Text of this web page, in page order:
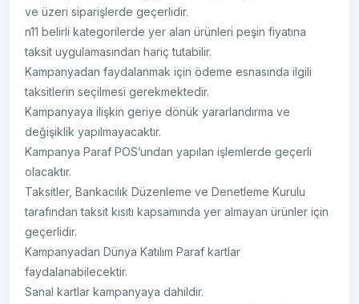
ve üzeri siparişlerde geçerlidir.
n11 belirli kategorilerde yer alan ürünleri peşin fiyatına
taksit uygulamasından hariç tutabilir.
Kampanyadan faydalanmak için ödeme esnasında ilgili
taksitlerin seçilmesi gerekmektedir.
Kampanyaya ilişkin geriye dönük yararlandırma ve
değişiklik yapılmayacaktır.
Kampanya Paraf POS’undan yapılan işlemlerde geçerli
olacaktır.
Taksitler, Bankacılık Düzenleme ve Denetleme Kurulu
tarafından taksit kısıtı kapsamında yer almayan ürünler için
geçerlidir.
Kampanyadan Dünya Katılım Paraf kartlar
faydalanabilecektir.
Sanal kartlar kampanyaya dahildir.